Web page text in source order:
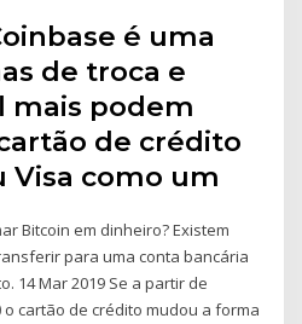
é uma
de troca e
mais podem
de crédito
Visa como um
Bitcoin em dinheiro? Existem
para uma conta bancária
14 Mar 2019 Se a partir de
cartão de crédito mudou a forma